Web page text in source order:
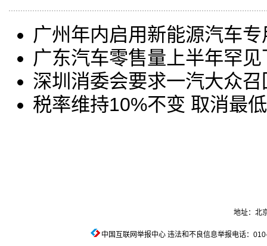
广州年内启用新能源汽车
广东汽车零售量上半年罕见
深圳消委会要求一汽大众
税率维持10%不变 取消最
地址：北
中国互联网举报中心违法和不良信息举报电话：